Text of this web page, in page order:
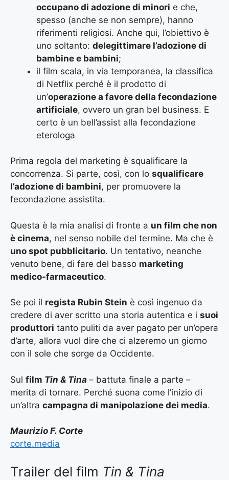
occupano di adozione di minori e che,
spesso (anche se non sempre), hanno
riferimenti religiosi. Anche qui, l’obiettivo è
uno soltanto: delegittimare l’adozione di
bambine e bambini;
il film scala, in via temporanea, la classifica
di Netflix perché è il prodotto di
un’operazione a favore della fecondazione
artificiale, ovvero un gran bel business. E
certo è un bell’assist alla fecondazione
eterologa
Prima regola del marketing è squalificare la
concorrenza. Si parte, così, con lo squalificare
l’adozione di bambini, per promuovere la
fecondazione assistita.
Questa è la mia analisi di fronte a un film che non
è cinema, nel senso nobile del termine. Ma che è
uno spot pubblicitario. Un tentativo, neanche
venuto bene, di fare del basso marketing
medico-farmaceutico.
Se poi il regista Rubin Stein è così ingenuo da
credere di aver scritto una storia autentica e i suoi
produttori tanto puliti da aver pagato per un’opera
d’arte, allora vuol dire che ci alzeremo un giorno
con il sole che sorge da Occidente.
Sul film Tin & Tina – battuta finale a parte –
merita di tornare. Perché suona come l’inizio di
un’altra campagna di manipolazione dei media.
Maurizio F. Corte
corte.media
Trailer del film Tin & Tina